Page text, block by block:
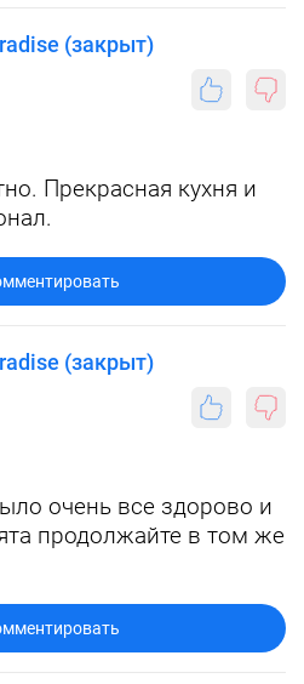
(закрыт)
Прекрасная кухня и
(закрыт)
очень все здорово и
продолжайте в том же